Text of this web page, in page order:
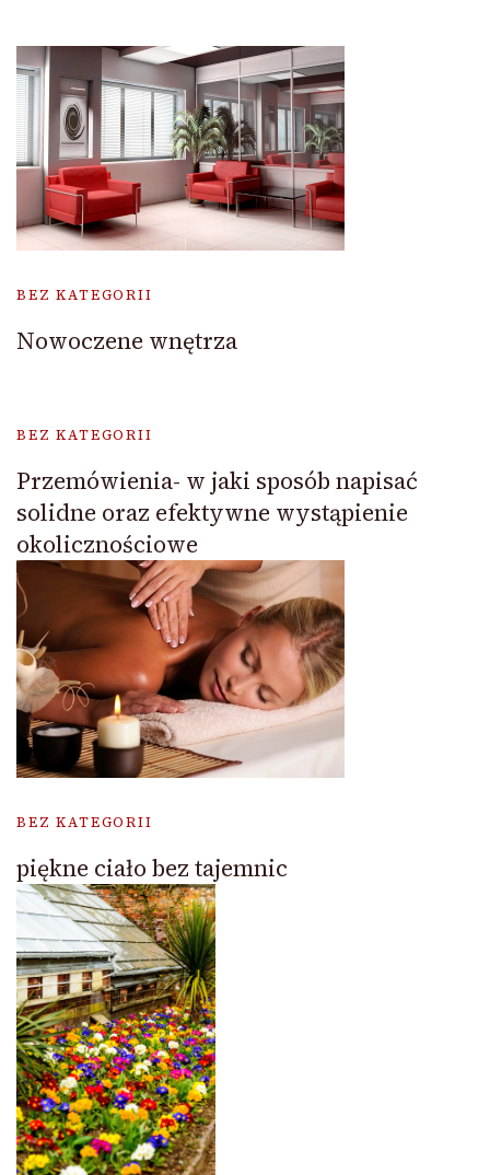
BEZ KATEGORII
Nowoczene wnętrza
BEZ KATEGORII
Przemówienia- w jaki sposób napisać
solidne oraz efektywne wystąpienie
okolicznościowe
BEZ KATEGORII
piękne ciało bez tajemnic